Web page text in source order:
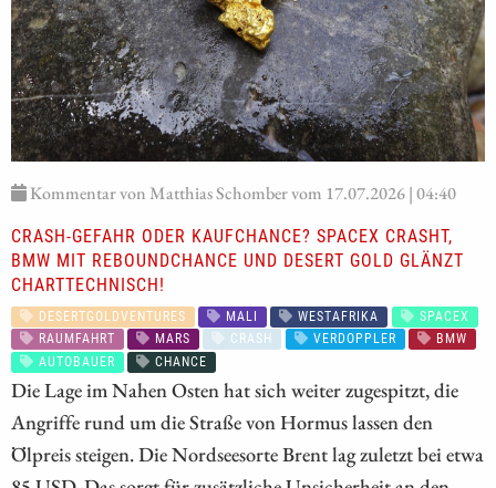
Kommentar von Matthias Schomber vom 17.07.2026 | 04:40
CRASH-GEFAHR ODER KAUFCHANCE? SPACEX CRASHT,
BMW MIT REBOUNDCHANCE UND DESERT GOLD GLÄNZT
CHARTTECHNISCH!
DESERTGOLDVENTURES MALI WESTAFRIKA
SPACEX
RAUMFAHRT
MARS CRASH VERDOPPLER
BMW
AUTOBAUER
CHANCE
Die Lage im Nahen Osten hat sich weiter zugespitzt, die
Angriffe rund um die Straße von Hormus lassen den
Ölpreis steigen. Die Nordseesorte Brent lag zuletzt bei etwa